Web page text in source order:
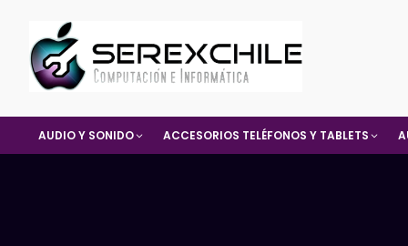
AUDIO Y SONIDO ACCESORIOS TELÉFONOS Y TABLETS